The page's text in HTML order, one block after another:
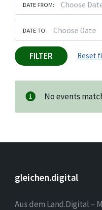
DATE FROM:
DATE TO:
FILTER Reset
No events
gleichen.digital
Aus dem Land.Digital –